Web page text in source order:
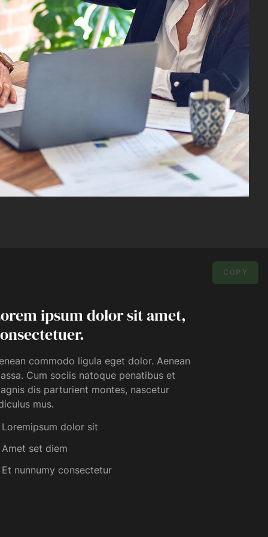
ipsum dolor sit amet,
commodo ligula eget dolor. Aenean
Cum sociis natoque penatibus et
dis parturient montes, nascetur
mus.
Loremipsum dolor sit
Amet set diem
Et nunnumy consectetur
COPY